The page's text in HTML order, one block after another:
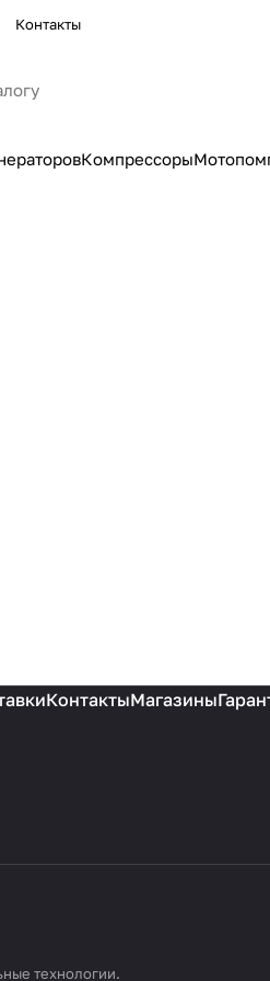
Контакты
Компрессоры
КонтактыМагазины
технологии.